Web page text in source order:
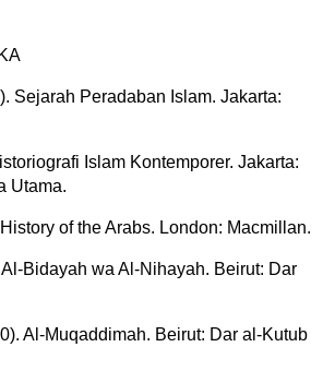
Sejarah Peradaban Islam. Jakarta:
Islam Kontemporer. Jakarta:
Utama.
of the Arabs. London: Macmillan.
Al-Bidayah wa Al-Nihayah. Beirut: Dar
Al-Muqaddimah. Beirut: Dar al-Kutub